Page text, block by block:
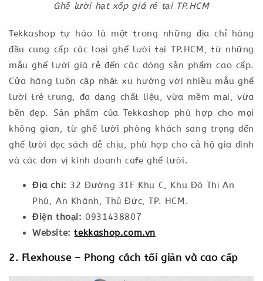
Ghế lười hạt xốp giá rẻ tại TP.HCM
Tekkashop tự hào là một trong những địa chỉ hàng
đầu cung cấp các loại ghế lười tại TP.HCM, từ những
mẫu ghế lười giá rẻ đến các dòng sản phẩm cao cấp.
Cửa hàng luôn cập nhật xu hướng với nhiều mẫu ghế
lười trẻ trung, đa dạng chất liệu, vừa mềm mại, vừa
bền đẹp. Sản phẩm của Tekkashop phù hợp cho mọi
không gian, từ ghế lười phòng khách sang trọng đến
ghế lười đọc sách dễ chịu, phù hợp cho cả hộ gia đình
và các đơn vị kinh doanh cafe ghế lười.
Địa chỉ: 32 Đường 31F Khu C, Khu Đô Thị An
Phú, An Khánh, Thủ Đức, TP. HCM.
Điện thoại: 0931438807
Website: tekkashop.com.vn
2. Flexhouse – Phong cách tối giản và cao cấp